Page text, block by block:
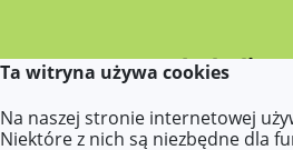
Przemysłowa
62-510
Ta witryna używa cookies
Na naszej stronie internetowej
Niektóre z nich są niezbędne dla